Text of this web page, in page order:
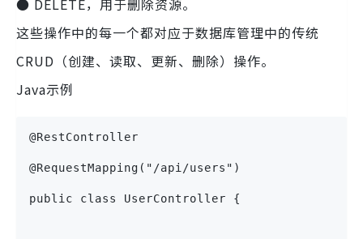
● DELETE，用于删除资源。
这些操作中的每一个都对应于数据库管理中的传统
CRUD（创建、读取、更新、删除）操作。
Java示例
@RestController
@RequestMapping("/api/users")
public class UserController {